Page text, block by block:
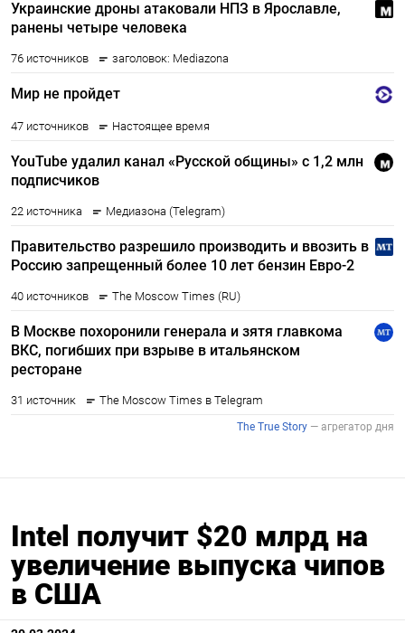
Intel получит $20 млрд на
увеличение выпуска чипов
в США